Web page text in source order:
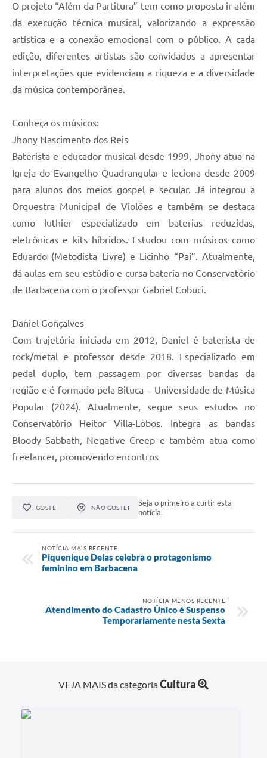
Legislação
Telefones Úteis
Transparência
SIC
O projeto “Além da Partitura” tem como proposta ir além
da execução técnica musical, valorizando a expressão
artística e a conexão emocional com o público. A cada
edição, diferentes artistas são convidados a apresentar
interpretações que evidenciam a riqueza e a diversidade
da música contemporânea.
Conheça os músicos:
Jhony Nascimento dos Reis
Baterista e educador musical desde 1999, Jhony atua na
Igreja do Evangelho Quadrangular e leciona desde 2009
para alunos dos meios gospel e secular. Já integrou a
Orquestra Municipal de Violões e também se destaca
como luthier especializado em baterias reduzidas,
eletrônicas e kits híbridos. Estudou com músicos como
Eduardo (Metodista Livre) e Licinho “Pai”. Atualmente,
dá aulas em seu estúdio e cursa bateria no Conservatório
de Barbacena com o professor Gabriel Cobuci.
Daniel Gonçalves
Com trajetória iniciada em 2012, Daniel é baterista de
rock/metal e professor desde 2018. Especializado em
pedal duplo, tem passagem por diversas bandas da
região e é formado pela Bituca – Universidade de Música
Popular (2024). Atualmente, segue seus estudos no
Conservatório Heitor Villa-Lobos. Integra as bandas
Bloody Sabbath, Negative Creep e também atua como
freelancer, promovendo encontros
GOSTEI NÃO GOSTEI
Seja o primeiro a curtir esta
notícia.
NOTÍCIA MAIS RECENTE
Piquenique Delas celebra o protagonismo
feminino em Barbacena
NOTÍCIA MENOS RECENTE
Atendimento do Cadastro Único é Suspenso
Temporariamente nesta Sexta
VEJA MAIS da categoriaCultura